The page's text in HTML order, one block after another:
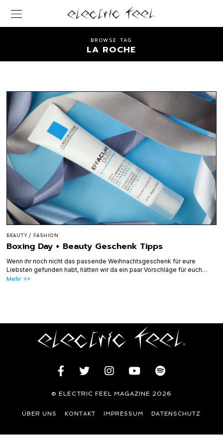
BROWSE TAG
LA ROCHE
BEAUTY / FASHION
Boxing Day + Beauty Geschenk Tipps
Wenn ihr noch nicht das passende Weihnachtsgeschenk für eure
Liebsten gefunden habt, hätten wir da ein paar Vorschläge für euch…
Mehr >>
© ELECTRIC FEEL MAGAZINE 2026
ÜBER UNS KONTAKT IMPRESSUM DATENSCHUTZ